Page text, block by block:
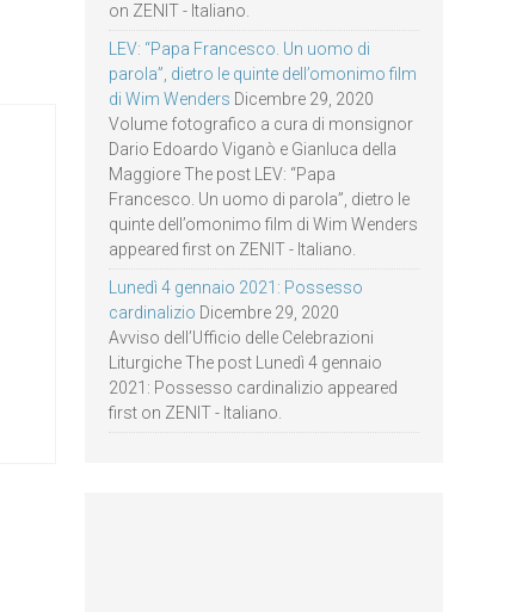
on ZENIT - Italiano.
LEV: “Papa Francesco. Un uomo di
parola”, dietro le quinte dell’omonimo film
di Wim Wenders Dicembre 29, 2020
Volume fotografico a cura di monsignor
Dario Edoardo Viganò e Gianluca della
Maggiore The post LEV: “Papa
Francesco. Un uomo di parola”, dietro le
quinte dell’omonimo film di Wim Wenders
appeared first on ZENIT - Italiano.
Lunedì 4 gennaio 2021: Possesso
cardinalizio Dicembre 29, 2020
Avviso dell’Ufficio delle Celebrazioni
Liturgiche The post Lunedì 4 gennaio
2021: Possesso cardinalizio appeared
first on ZENIT - Italiano.